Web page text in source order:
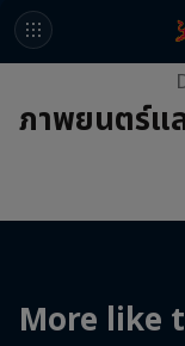
ภาพยนตร์แ
More like